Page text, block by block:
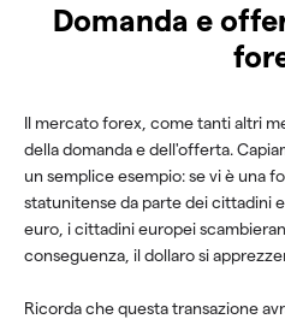
Domanda e
Il mercato forex, come tanti altri
della domanda e dell'offerta.
un semplice esempio: se vi è una
statunitense da parte dei cittadini
euro, i cittadini europei
conseguenza, il dollaro si
Ricorda che questa transazione